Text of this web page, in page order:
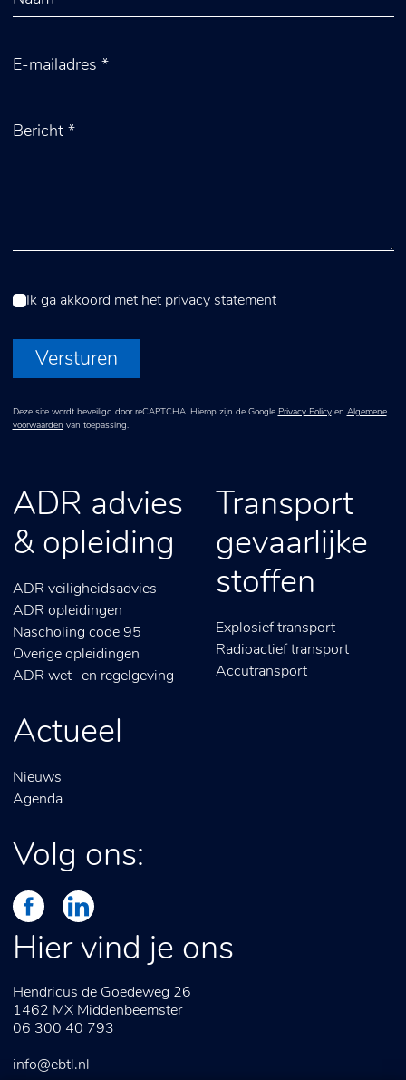
Ik ga akkoord met het privacy statement
Versturen
Deze site wordt beveiligd door reCAPTCHA. Hierop zijn de Google Privacy Policyen Algemene
voorwaarden van toepassing.
ADR advies
& opleiding
ADR veiligheidsadvies
ADR opleidingen
Nascholing code 95
Overige opleidingen
ADR wet- en regelgeving
Transport
gevaarlijke
stoffen
Explosief transport
Radioactief transport
Accutransport
Actueel
Nieuws
Agenda
Volg ons:
Hier vind je ons
Hendricus de Goedeweg 26
1462 MX Middenbeemster
06 300 40 793
info@ebtl.nl